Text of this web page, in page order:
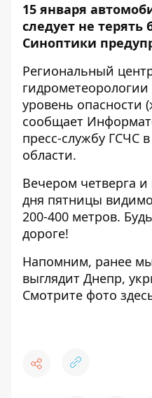
15 января
следует не терять
Синоптики
Региональный
уровень опасности
сообщает
пресс-службу ГСЧС
области.
Вечером четверга
дня пятницы
200-400 метров.
дороге!
Напомним, ранее
выглядит Днепр,
Смотрите фото